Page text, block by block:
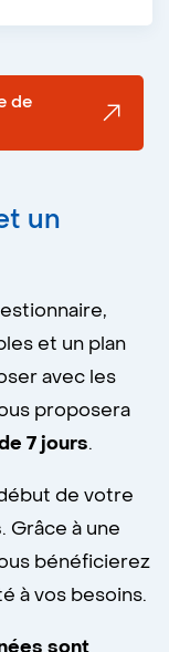
:
dans
de
un
et un plan
avec les
proposera
7 jours.
de votre
. Grâce à une
bénéficierez
à vos besoins.